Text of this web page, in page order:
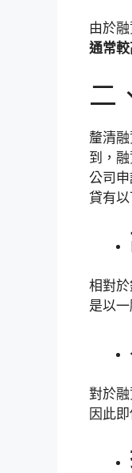
由於
通常
二
釐清
到，
公司
貸有以
相對
是以
對於
因此